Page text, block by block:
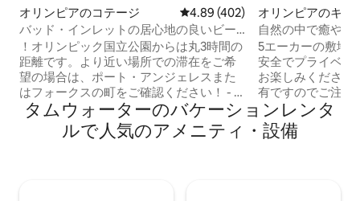
オリンピアのコテージ レビュー402件、5つ星中4.89つ
4.89 (402)
バッド・インレットの居心地の良いビー
チコテージ—ペットOK！
！オリンピック国立公園からは丸3時間の
距離です。より近い場所での滞在をご希
望の場合は、ポート・アンジェレスまた
はフォークスの町をご確認ください！ - -
り、必要なものがすべて揃っています。
野生動物を観察してリラックスしましょ
オリンピアのキャ
カー・RV
自然の中で癒やさ
5エーカーの敷地
安全でプライベー
お楽しみください。 敷地はオーナー
有ですのでご注意くださ
えた広々とした
バスルーム、新
フォーム・マッ
タムウォーターのバケーションレンタ
ルで人気のアメニティ・設備